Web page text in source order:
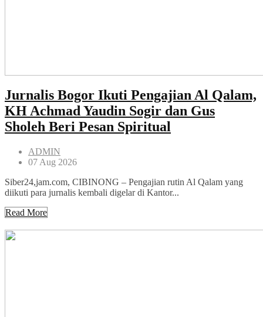
Jurnalis Bogor Ikuti Pengajian Al Qalam,
KH Achmad Yaudin Sogir dan Gus
Sholeh Beri Pesan Spiritual
ADMIN
07 Aug 2026
Siber24,jam.com, CIBINONG – Pengajian rutin Al Qalam yang
diikuti para jurnalis kembali digelar di Kantor...
Read More